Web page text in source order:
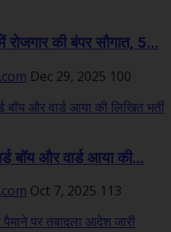
की बंपर सौगात, 5...
Dec 29, 2025 100
बॉय और वार्ड आया की...
Oct 7, 2025 113